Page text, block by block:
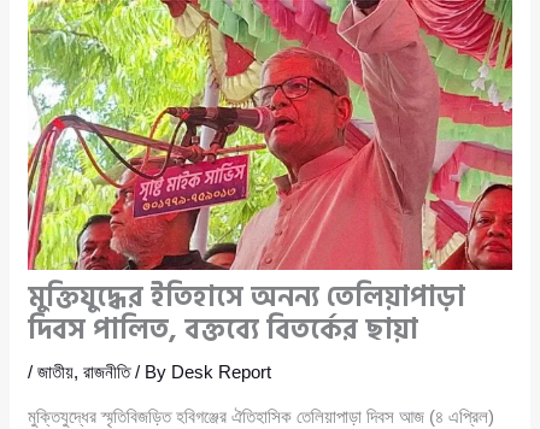
মুক্তিযুদ্ধের ইতিহাসে অনন্য তেলিয়াপাড়া
দিবস পালিত, বক্তব্যে বিতর্কের ছায়া
/জাতীয়,রাজনীতি/ By Desk Report
মুক্তিযুদ্ধের স্মৃতিবিজড়িত হবিগঞ্জের ঐতিহাসিক তেলিয়াপাড়া দিবস আজ (৪ এপ্রিল)